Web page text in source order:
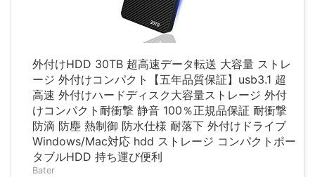
外付けHDD 30TB 超高速データ転送 大容量 ストレ
ージ 外付けコンパクト【五年品質保証】usb3.1 超
高速 外付けハードディスク大容量ストレージ 外付
けコンパクト耐衝撃 静音 100％正規品保証 耐衝撃
防滴 防塵 熱制御 防水仕様 耐落下 外付けドライブ
Windows/Mac対応 hdd ストレージ コンパクトポー
タブルHDD 持ち運び便利
Bater